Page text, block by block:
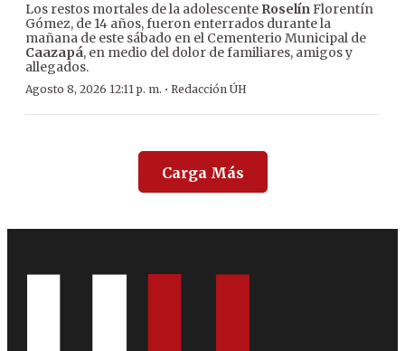
Los restos mortales de la adolescente RoselínFlorentín
Gómez, de 14 años, fueron enterrados durante la
mañana de este sábado en el Cementerio Municipal de
Caazapá, en medio del dolor de familiares, amigos y
allegados.
Agosto 8, 2026 12:11 p. m. · Redacción ÚH
Carga Más